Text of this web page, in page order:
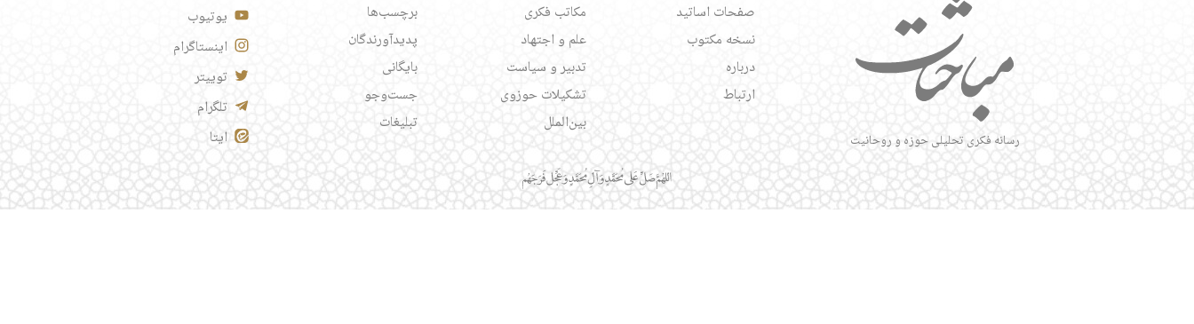
رسانه فکری تحلیلی حوزه و روحانیت
صفحات اساتید
نسخه مکتوب
درباره
ارتباط
مکاتب فکری
علم و اجتهاد
تدبیر و سیاست
تشکیلات حوزوی
بین‌الملل
برچسب‌ها
پدیدآورندگان
بایگانی
جست‌وجو
تبلیغات
یوتیوب
اینستاگرام
توییتر
تلگرام
ایتا